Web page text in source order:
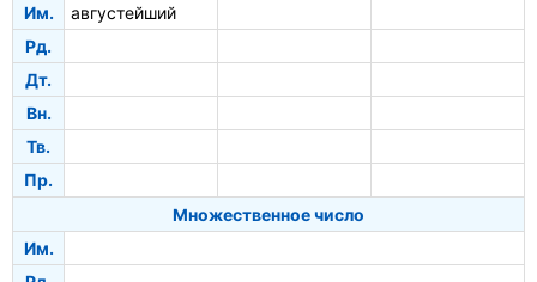
Им.
августейший
Рд.
Дт.
Вн.
Тв.
Пр.
Множественное число
Им.